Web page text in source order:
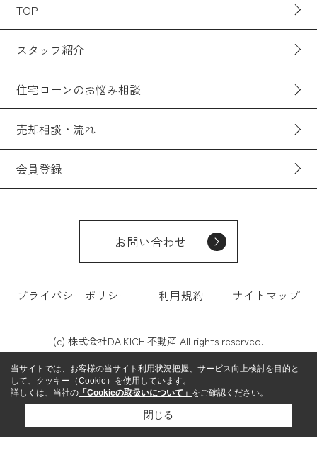
TOP
スタッフ紹介
住宅ローンのお悩み相談
売却相談・流れ
会員登録
お問い合わせ
プライバシーポリシー 利用規約 サイトマップ
(c) 株式会社DAIKICHI不動産 All rights reserved.
当サイトでは、お客様の当サイト利用状況把握、サービス向上検討を目的と
して、クッキー（Cookie）を使用しています。
詳しくは、当社の 「Cookieの取扱いについて」 をご確認ください。
閉じる